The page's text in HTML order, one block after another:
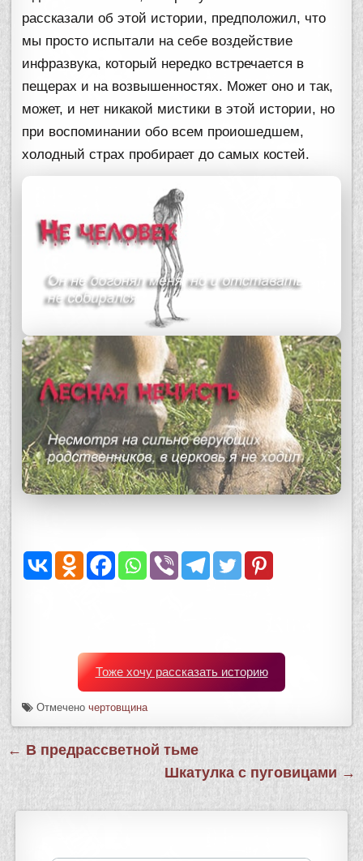
рассказали об этой истории, предположил, что
мы просто испытали на себе воздействие
инфразвука, который нередко встречается в
пещерах и на возвышенностях. Может оно и так,
может, и нет никакой мистики в этой истории, но
при воспоминании обо всем проиошедшем,
холодный страх пробирает до самых костей.
Тоже хочу рассказать историю
Отмеченочертовщина
Навигация
записям
← В предрассветной тьме
Шкатулка с пуговицами →